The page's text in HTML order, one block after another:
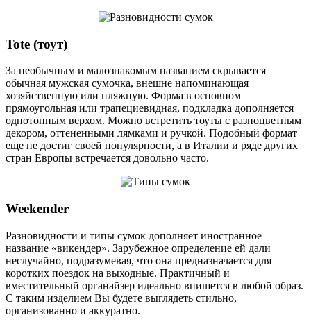
Tote (тоут)
За необычным и малознакомым названием скрывается
обычная мужская сумочка, внешне напоминающая
хозяйственную или пляжную. Форма в основном
прямоугольная или трапециевидная, подкладка дополняется
однотонным верхом. Можно встретить тоуты с разноцветным
декором, оттененными лямками и ручкой. Подобный формат
еще не достиг своей популярности, а в Италии и ряде других
стран Европы встречается довольно часто.
Weekender
Разновидности и типы сумок дополняет иностранное
название «викендер». Зарубежное определение ей дали
неслучайно, подразумевая, что она предназначается для
коротких поездок на выходные. Практичный и
вместительный органайзер идеально впишется в любой образ.
С таким изделием Вы будете выглядеть стильно,
организованно и аккуратно.